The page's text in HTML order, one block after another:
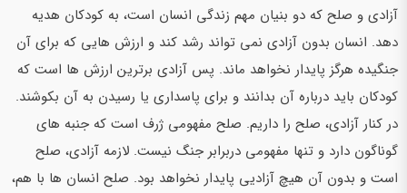
آزادی و صلح که دو بنیان مهم زندگی انسان است،‌ به کودکان هدیه
دهد. انسان بدون آزادی نمی تواند رشد کند و ارزش هایی که برای آن
جنگیده هرگز پایدار نخواهد ماند. پس آزادی برترین ارزش ها است که
کودکان باید درباره آن بدانند و برای پاسداری یا رسیدن به آن بکوشند.
در کنار آزادی، صلح را داریم. صلح مفهومی ژرف است که جنبه های
گوناگون دارد و تنها مفهومی دربرابر جنگ نیست. لازمه آزادی، صلح
است و بدون آن هیچ آزادیی پایدار نخواهد بود. صلح انسان ها با هم،